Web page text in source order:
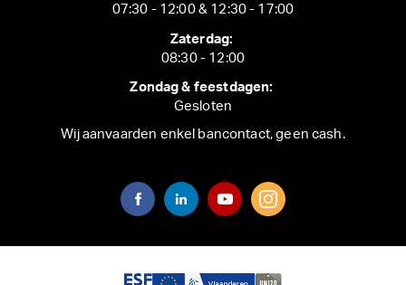
07:30 - 12:00 & 12:30 - 17:00
Zaterdag:
08:30 - 12:00
Zondag & feestdagen:
Gesloten
Wij aanvaarden enkel bancontact, geen cash.